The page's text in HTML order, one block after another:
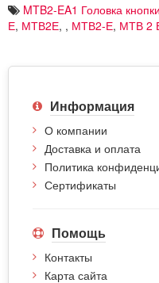
MTB2-EA1 Головка кнопки
Е, МТВ2Е, , МТВ2-Е, МТВ 2
Информация
О компании
Доставка и оплата
Политика
Сертификаты
Помощь
Контакты
Карта сайта